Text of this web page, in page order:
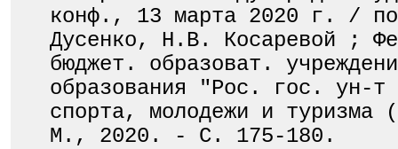
конф., 13 марта 2020 г. /
Дусенко, Н.В. Косаревой ;
бюджет. образоват.
образования "Рос. гос. ун-т
спорта, молодежи и
М., 2020. - С. 175-180.